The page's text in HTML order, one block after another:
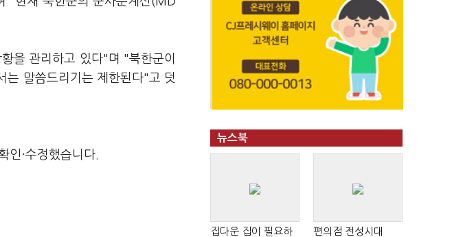
을 관리하고 있다"며 "북한군이
는 말씀드리기는 제한된다"고 덧
인·수정했습니다.
뉴스북
집다운 집이 필요하
편의점 전성시대